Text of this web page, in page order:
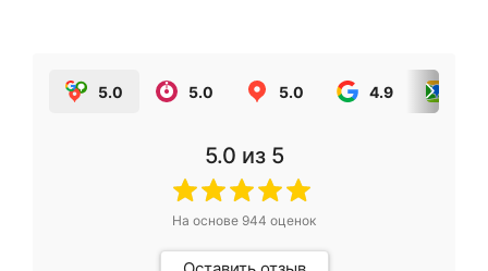
5.0 5.0 5.0 4.9
5.0 из 5
На основе 944 оценок